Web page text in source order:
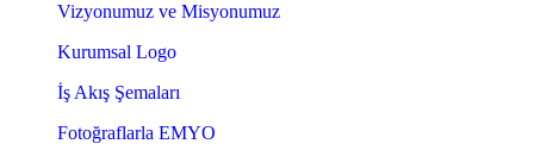
Vizyonumuz ve Misyonumuz
Kurumsal Logo
İş Akış Şemaları
Fotoğraflarla EMYO